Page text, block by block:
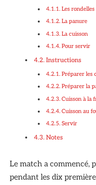
Les rondelles
La panure
La cuisson
Pour servir
Instructions
Préparer les
Préparer la
Cuisson à la
Cuisson au
Servir
Notes
Le match a commencé,
pendant les dix